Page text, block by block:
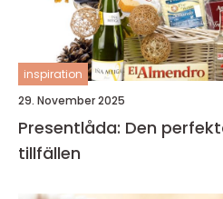
inspiration
29. November 2025
Presentlåda: Den
tillfällen